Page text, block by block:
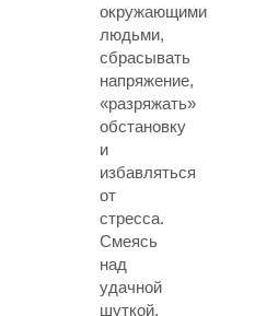
окружающими
людьми,
сбрасывать
напряжение,
«разряжать»
обстановку
и
избавляться
от
стресса.
Смеясь
над
удачной
шуткой,